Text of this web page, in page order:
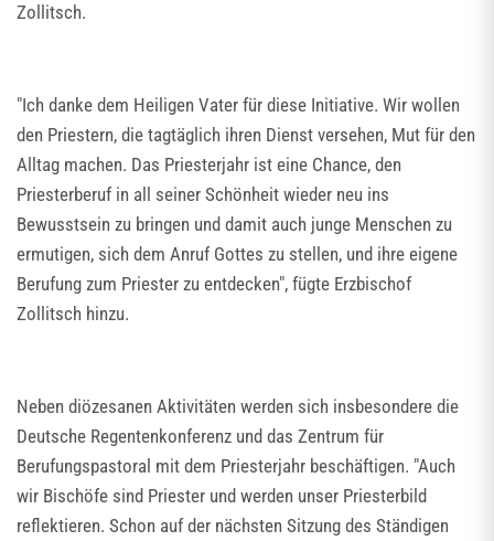
Zollitsch.
"Ich danke dem Heiligen Vater für diese Initiative. Wir wollen
den Priestern, die tagtäglich ihren Dienst versehen, Mut für den
Alltag machen. Das Priesterjahr ist eine Chance, den
Priesterberuf in all seiner Schönheit wieder neu ins
Bewusstsein zu bringen und damit auch junge Menschen zu
ermutigen, sich dem Anruf Gottes zu stellen, und ihre eigene
Berufung zum Priester zu entdecken", fügte Erzbischof
Zollitsch hinzu.
Neben diözesanen Aktivitäten werden sich insbesondere die
Deutsche Regentenkonferenz und das Zentrum für
Berufungspastoral mit dem Priesterjahr beschäftigen. "Auch
wir Bischöfe sind Priester und werden unser Priesterbild
reflektieren. Schon auf der nächsten Sitzung des Ständigen